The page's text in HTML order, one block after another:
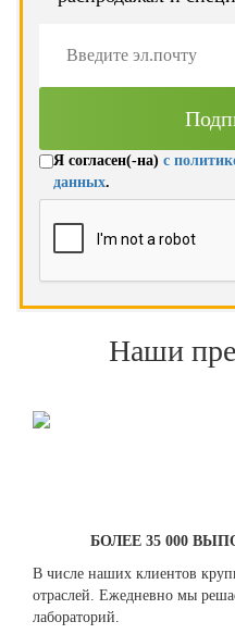
Я согласен(-на) с
данных.
Наши
БОЛЕЕ 35 000
В числе наших клиентов
отраслей. Ежедневно мы
лабораторий.